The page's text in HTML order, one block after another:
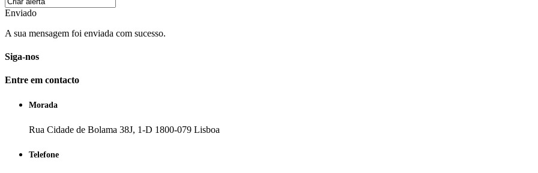
Enviado
A sua mensagem foi enviada com sucesso.
Siga-nos
Entre em contacto
Morada
Rua Cidade de Bolama 38J, 1-D 1800-079 Lisboa
Telefone